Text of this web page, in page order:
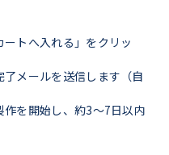
ートへ入れる」をクリッ
了メールを送信します（自
作を開始し、約3〜7日以内